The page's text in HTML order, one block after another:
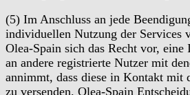
(5) Im Anschluss an jede
individuellen Nutzung der Services
Olea-Spain sich das Recht vor,
an andere registrierte Nutzer mit
annimmt, dass diese in Kontakt mit
zu versenden. Olea-Spain